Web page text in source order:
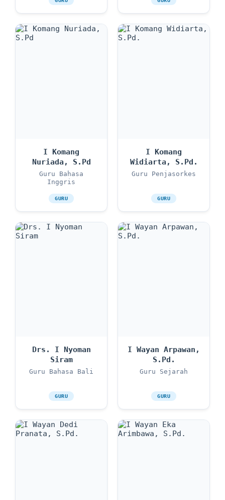
I Komang
Nuriada, S.Pd
Guru Bahasa
Inggris
GURU
I Komang
Widiarta, S.Pd.
Guru Penjasorkes
GURU
Drs. I Nyoman
Siram
Guru Bahasa Bali
GURU
I Wayan Arpawan,
S.Pd.
Guru Sejarah
GURU